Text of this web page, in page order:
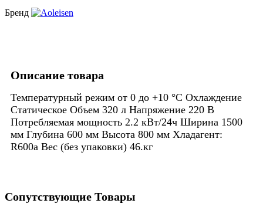
Бренд
Описание товара
Температурный режим от 0 до +10 °С Охлаждение
Статическое Объем 320 л Напряжение 220 В
Потребляемая мощность 2.2 кВт/24ч Ширина 1500
мм Глубина 600 мм Высота 800 мм Хладагент:
R600a Вес (без упаковки) 46.кг
Сопутствующие Товары